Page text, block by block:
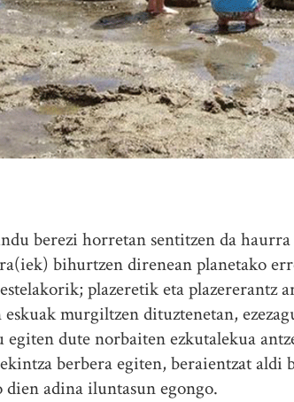
berezi horretan sentitzen da
bihurtzen direnean planetako
plazeretik eta plazererantz
murgiltzen dituztenetan,
dute norbaiten ezkutalekua
berbera egiten, beraientzat
adina iluntasun egongo.